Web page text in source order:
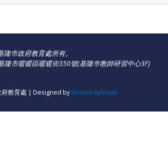
巿政府教育處所有。
隆市暖暖區暖暖街350號(基隆巿教師研習中心3F)
府教育處 | Designed by BootstrapMade